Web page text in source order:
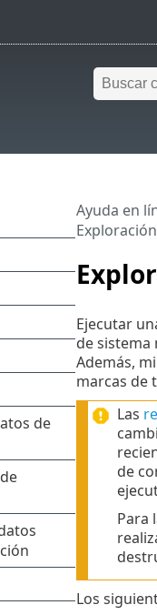
Ayuda en
Ejecutar
de sistema
Además,
marcas de
Las
de
Para
Los